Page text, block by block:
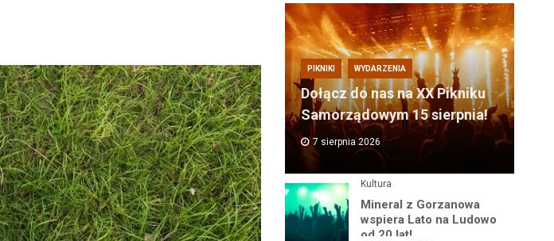
PIKNIKI WYDARZENIA
Dołącz do nas na XX Pikniku
Samorządowym 15 sierpnia!
7 sierpnia 2026
Kultura
Mineral z Gorzanowa
wspiera Lato na Ludowo
od 20 lat!